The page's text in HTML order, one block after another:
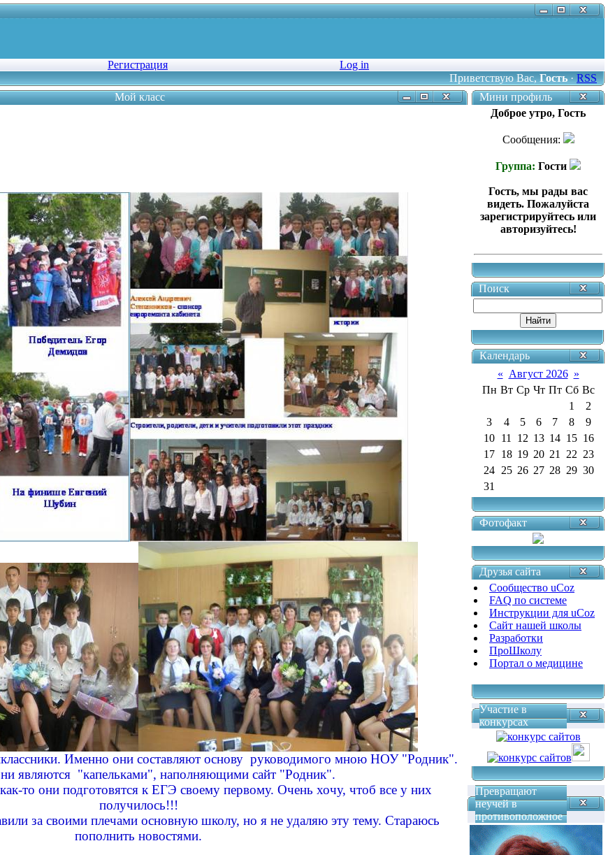
Регистрация
Log in
Приветствую Вас,Гость·RSS
Мой класс
Именно они составляют основу руководимого мною НОУ "Родник".
являются "капельками", наполняющими сайт "Родник".
то они подготовятся к ЕГЭ своему первому. Очень хочу, чтоб все у них
получилось!!!
за своими плечами основную школу, но я не удаляю эту тему. Стараюсь
пополнить новостями.
Мини профиль
Доброе утро, Гость
Сообщения:
Группа: Гости
Гость, мы рады вас
видеть. Пожалуйста
зарегистрируйтесь или
авторизуйтесь!
Поиск
Календарь
« Август 2026 »
Пн Вт Ср Чт Пт Сб Вс
1
2
3
4 5 6 7 8
9
10 11 12 13 14 15 16
17 18 19 20 21 22 23
24 25 26 27 28 29 30
31
Фотофакт
Друзья сайта
Сообщество uCoz
FAQ по системе
Инструкции для uCoz
Сайт нашей школы
Разработки
ПроШколу
Портал о медицине
Участие в
конкурсах
Превращают
неучей в
противоположное